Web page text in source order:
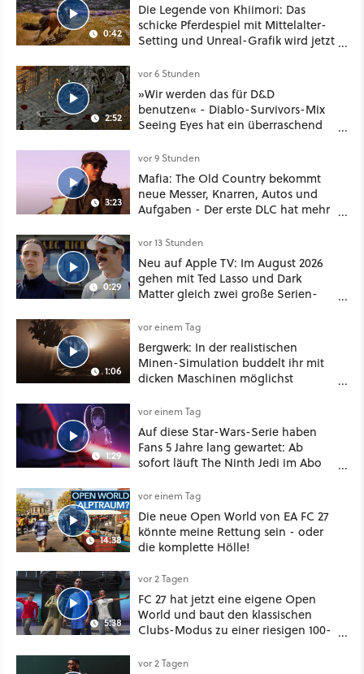
0:42
Die Legende von Khiimori: Das
schicke Pferdespiel mit Mittelalter-
Setting und Unreal-Grafik wird jetzt
2:52
vor 6 Stunden
»Wir werden das für D&D
benutzen« - Diablo-Survivors-Mix
Seeing Eyes hat ein überraschend
3:23
vor 9 Stunden
Mafia: The Old Country bekommt
neue Messer, Knarren, Autos und
Aufgaben - Der erste DLC hat mehr
0:29
vor 13 Stunden
Neu auf Apple TV: Im August 2026
gehen mit Ted Lasso und Dark
Matter gleich zwei große Serien-
1:06
vor einem Tag
Bergwerk: In der realistischen
Minen-Simulation buddelt ihr mit
dicken Maschinen möglichst
1:29
vor einem Tag
Auf diese Star-Wars-Serie haben
Fans 5 Jahre lang gewartet: Ab
sofort läuft The Ninth Jedi im Abo
14:38
vor einem Tag
Die neue Open World von EA FC 27
könnte meine Rettung sein - oder
die komplette Hölle!
5:38
vor 2 Tagen
FC 27 hat jetzt eine eigene Open
World und baut den klassischen
Clubs-Modus zu einer riesigen 100-
vor 2 Tagen